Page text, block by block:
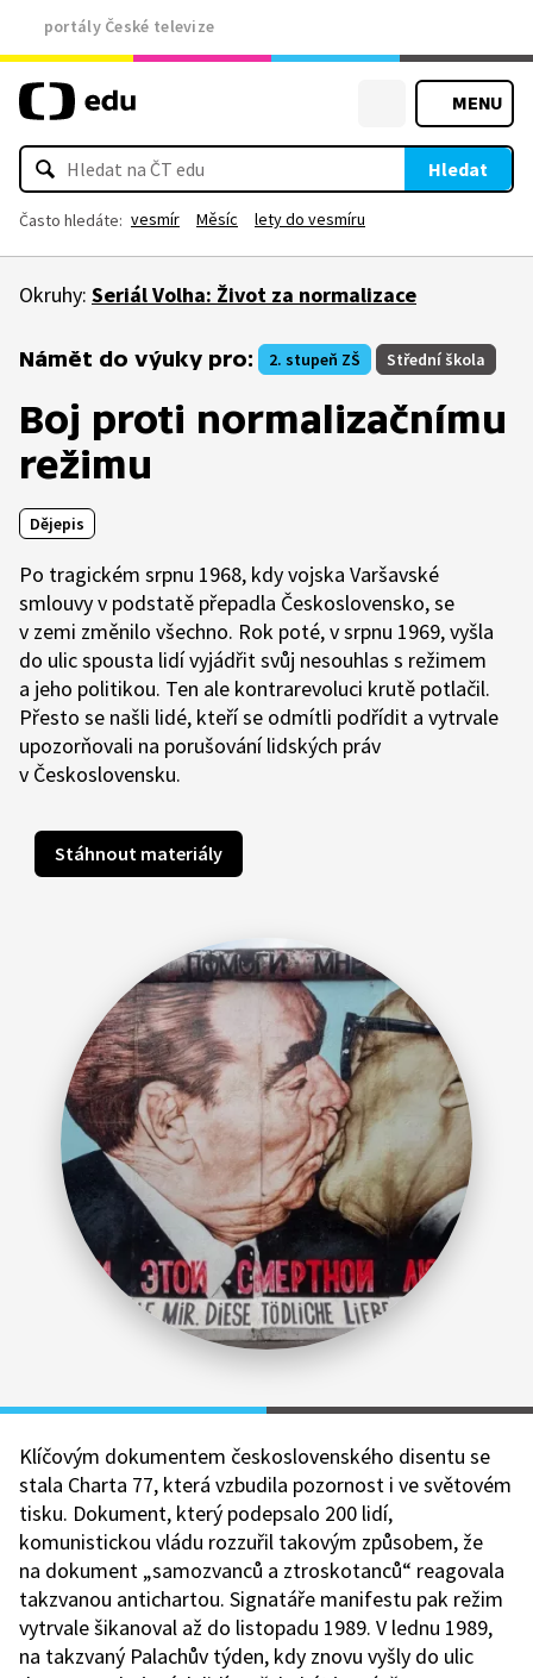
portály České televize
MENU
Hledat
Často hledáte: vesmír Měsíc lety do vesmíru
Okruhy: Seriál Volha: Život za normalizace
Námět do výuky pro: 2. stupeň ZŠ Střední škola
Boj proti normalizačnímu
režimu
Dějepis
Po tragickém srpnu 1968, kdy vojska Varšavské
smlouvy v podstatě přepadla Československo, se
v zemi změnilo všechno. Rok poté, v srpnu 1969, vyšla
do ulic spousta lidí vyjádřit svůj nesouhlas s režimem
a jeho politikou. Ten ale kontrarevoluci krutě potlačil.
Přesto se našli lidé, kteří se odmítli podřídit a vytrvale
upozorňovali na porušování lidských práv
v Československu.
Stáhnout materiály
Klíčovým dokumentem československého disentu se
stala Charta 77, která vzbudila pozornost i ve světovém
tisku. Dokument, který podepsalo 200 lidí,
komunistickou vládu rozzuřil takovým způsobem, že
na dokument „samozvanců a ztroskotanců“ reagovala
takzvanou antichartou. Signatáře manifestu pak režim
vytrvale šikanoval až do listopadu 1989. V lednu 1989,
na takzvaný Palachův týden, kdy znovu vyšly do ulic